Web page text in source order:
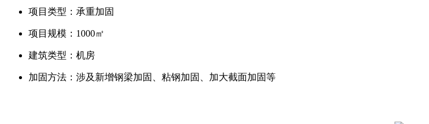
项目类型： 承重加固
项目规模： 1000㎡
建筑类型： 机房
加固方法： 涉及新增钢梁加固、粘钢加固、加大截面加固等